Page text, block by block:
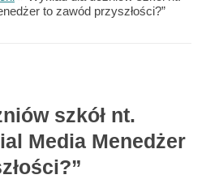
to zawód przyszłości?”
szkół nt.
Media Menedżer